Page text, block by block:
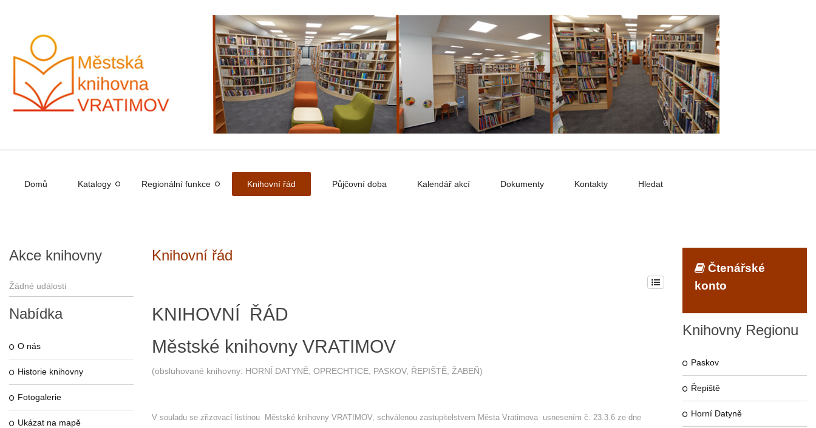
Domů Katalogy Regionální funkce Knihovní řád Půjčovní doba Kalendář akcí Dokumenty Kontakty Hledat
Akce knihovny
Žádné události
Nabídka
O nás
Historie knihovny
Fotogalerie
Ukázat na mapě
Knihovní řád
KNIHOVNÍ ŘÁD
Městské knihovny VRATIMOV
(obsluhované knihovny: HORNÍ DATYNĚ, OPRECHTICE, PASKOV, ŘEPIŠTĚ, ŽABEŇ)
V souladu se zřizovací listinou Městské knihovny VRATIMOV, schválenou zastupitelstvem Města Vratimova usnesením č. 23.3.6 ze dne
Čtenářské
konto
Knihovny Regionu
Paskov
Řepiště
Horní Datyně